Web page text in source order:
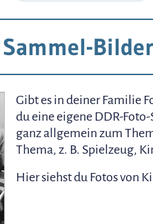
Sammel-
Gibt es in deiner Familie
du eine eigene DDR-
ganz allgemein zum
Thema, z. B. Spielzeug,
Hier siehst du Fotos von